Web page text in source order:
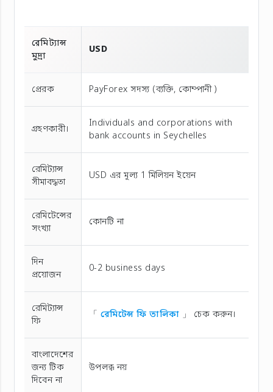
রেমিট্যান্স
মুদ্রা
USD
প্রেরক PayForex সদস্য (ব্যক্তি, কোম্পানী )
গ্রহণকারী।
Individuals and corporations with
bank accounts in Seychelles
রেমিট্যান্স
সীমাবদ্ধতা
USD এর মূল্য 1 মিলিয়ন ইয়েন
রেমিটেন্সের
সংখ্যা
কোনটি না
দিন
প্রয়োজন
0-2 business days
রেমিট্যান্স
ফি
「 রেমিটেন্স ফি তালিকা 」 চেক করুন।
বাংলাদেশের
জন্য টিক
দিবেন না
উপলব্ধ নয়